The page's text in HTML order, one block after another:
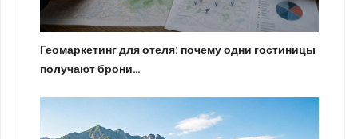
Геомаркетинг для отеля: почему одни гостиницы
получают брони…